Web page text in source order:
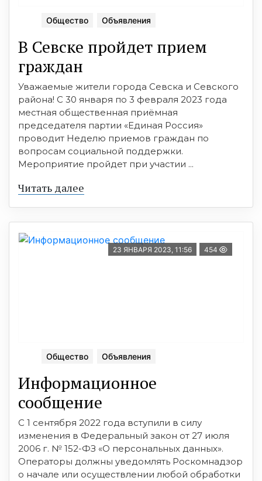
Общество Объявления
В Севске пройдет прием
граждан
Уважаемые жители города Севска и Севского
района! С 30 января по 3 февраля 2023 года
местная общественная приёмная
председателя партии «Единая Россия»
проводит Неделю приемов граждан по
вопросам социальной поддержки.
Мероприятие пройдет при участии ...
Читать далее
23 ЯНВАРЯ 2023, 11:56 454
Общество Объявления
Информационное
сообщение
С 1 сентября 2022 года вступили в силу
изменения в Федеральный закон от 27 июля
2006 г. № 152-ФЗ «О персональных данных».
Операторы должны уведомлять Роскомнадзор
о начале или осуществлении любой обработки